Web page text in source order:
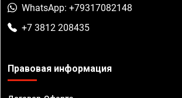
WhatsApp: +79317082148
+7 3812 208435
Правовая информация